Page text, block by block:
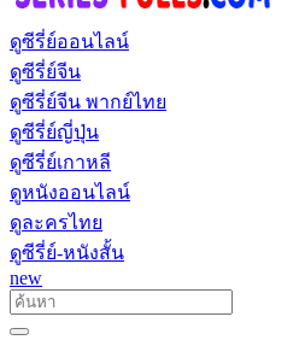
ดูซีรี่ย์ออนไลน์
ดูซีรี่ย์จีน
ดูซีรี่ย์จีน พากย์ไทย
ดูซีรี่ย์ญี่ปุ่น
ดูซีรี่ย์เกาหลี
ดูหนังออนไลน์
ดูละครไทย
ดูซีรี่ย์-หนังสั้น
new